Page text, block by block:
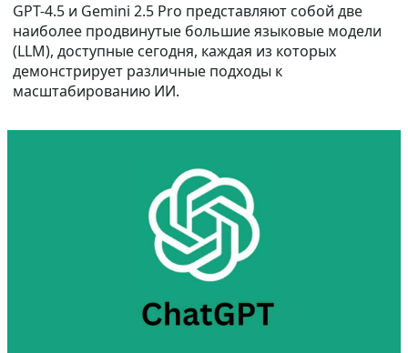
GPT-4.5 и Gemini 2.5 Pro представляют собой две
наиболее продвинутые большие языковые модели
(LLM), доступные сегодня, каждая из которых
демонстрирует различные подходы к
масштабированию ИИ.